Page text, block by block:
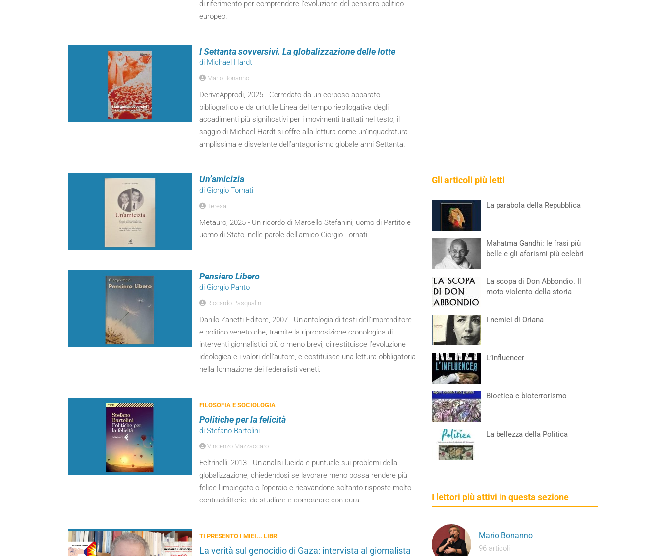
di riferimento per comprendere l’evoluzione del pensiero politico
europeo.
I Settanta sovversivi. La globalizzazione delle lotte
di Michael Hardt
Mario Bonanno
DeriveApprodi, 2025 - Corredato da un corposo apparato
bibliografico e da un’utile Linea del tempo riepilogativa degli
accadimenti più significativi per i movimenti trattati nel testo, il
saggio di Michael Hardt si offre alla lettura come un’inquadratura
amplissima e disvelante dell’antagonismo globale anni Settanta.
Un’amicizia
di Giorgio Tornati
Teresa
Metauro, 2025 - Un ricordo di Marcello Stefanini, uomo di Partito e
uomo di Stato, nelle parole dell’amico Giorgio Tornati.
Pensiero Libero
di Giorgio Panto
Riccardo Pasqualin
Danilo Zanetti Editore, 2007 - Un’antologia di testi dell’imprenditore
e politico veneto che, tramite la riproposizione cronologica di
interventi giornalistici più o meno brevi, ci restituisce l’evoluzione
ideologica e i valori dell’autore, e costituisce una lettura obbligatoria
nella formazione dei federalisti veneti.
FILOSOFIA E SOCIOLOGIA
Politiche per la felicità
di Stefano Bartolini
Vincenzo Mazzaccaro
Feltrinelli, 2013 - Un’analisi lucida e puntuale sui problemi della
globalizzazione, chiedendosi se lavorare meno possa rendere più
felice l’impiegato o l’operaio e ricavandone soltanto risposte molto
contraddittorie, da studiare e comparare con cura.
TI PRESENTO I MIEI... LIBRI
La verità sul genocidio di Gaza: intervista al giornalista
Gli articoli più letti
La parabola della Repubblica
Mahatma Gandhi: le frasi più
belle e gli aforismi più celebri
La scopa di Don Abbondio. Il
moto violento della storia
I nemici di Oriana
L’influencer
Bioetica e bioterrorismo
La bellezza della Politica
I lettori più attivi in questa sezione
Mario Bonanno
96 articoli